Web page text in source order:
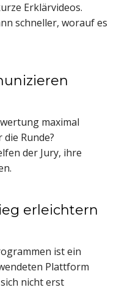
Erklärvideos.
schneller, worauf es
maximal
Runde?
der Jury, ihre
erleichtern
ist ein
Plattform
nicht erst